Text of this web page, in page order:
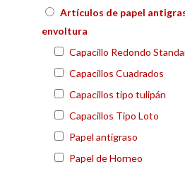
Artículos de papel
envoltura
Capacillo Redondo
Capacillos Cuadrados
Capacillos tipo tulipán
Capacillos Tipo Loto
Papel antigraso
Papel de Horneo